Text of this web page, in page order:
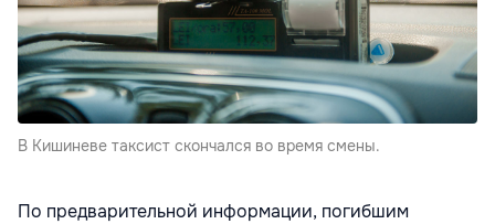
В Кишиневе таксист скончался во время смены.
По предварительной информации, погибшим